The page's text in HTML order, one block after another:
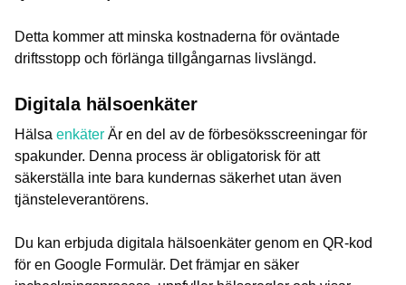
Detta kommer att minska kostnaderna för oväntade
driftsstopp och förlänga tillgångarnas livslängd.
Digitala hälsoenkäter
Hälsa enkäter Är en del av de förbesöksscreeningar för
spakunder. Denna process är obligatorisk för att
säkerställa inte bara kundernas säkerhet utan även
tjänsteleverantörens.
Du kan erbjuda digitala hälsoenkäter genom en QR-kod
för en Google Formulär. Det främjar en säker